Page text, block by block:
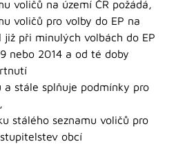
voličů na území ČR požádá,
voličů pro volby do EP na
již při minulých volbách do EP
nebo 2014 a od té doby
a stále splňuje podmínky pro
stálého seznamu voličů pro
obcí